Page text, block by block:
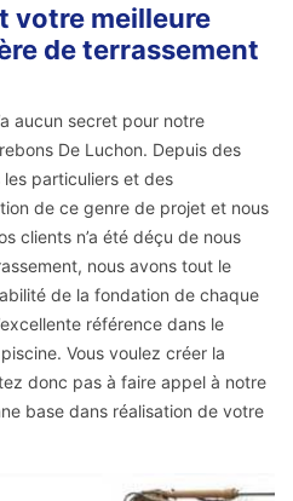
votre meilleure
de terrassement
aucun secret pour notre
De Luchon. Depuis des
particuliers et des
de ce genre de projet et nous
clients n’a été déçu de nous
nous avons tout le
de la fondation de chaque
référence dans le
Vous voulez créer la
donc pas à faire appel à notre
base dans réalisation de votre